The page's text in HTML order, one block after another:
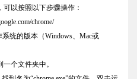
以按照以下步骤操作：
chrome/
统的版本（Windows、Mac或
个文件夹中。